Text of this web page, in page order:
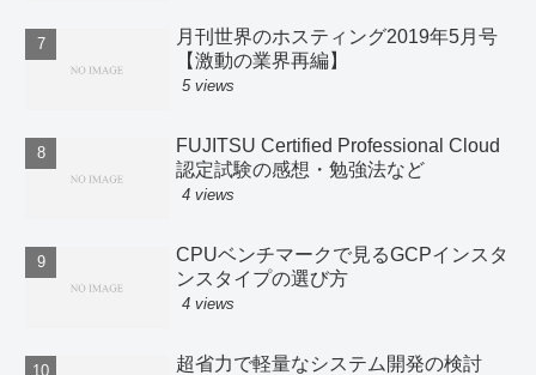
月刊世界のホスティング2019年5月号
【激動の業界再編】
5 views
FUJITSU Certified Professional Cloud
認定試験の感想・勉強法など
4 views
CPUベンチマークで見るGCPインスタ
ンスタイプの選び方
4 views
超省力で軽量なシステム開発の検討